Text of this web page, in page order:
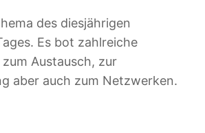
des diesjährigen
Es bot zahlreiche
Austausch, zur
aber auch zum Netzwerken.